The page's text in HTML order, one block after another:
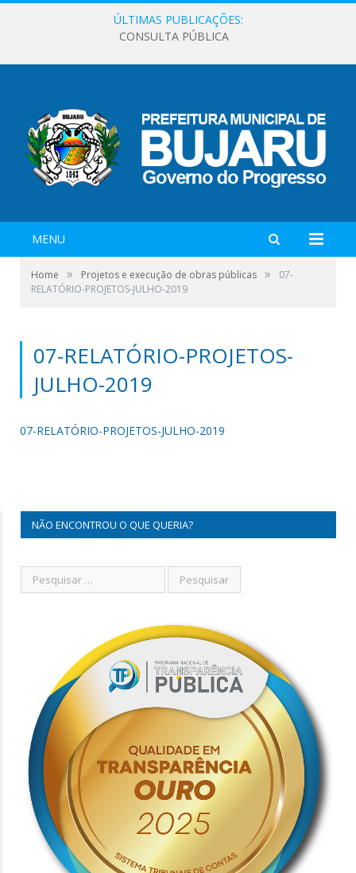
ÚLTIMAS PUBLICAÇÕES:
CONSULTA PÚBLICA
MENU
Home » Projetos e execução de obras públicas »
07-
RELATÓRIO-PROJETOS-JULHO-2019
07-RELATÓRIO-PROJETOS-
JULHO-2019
07-RELATÓRIO-PROJETOS-JULHO-2019
NÃO ENCONTROU O QUE QUERIA?